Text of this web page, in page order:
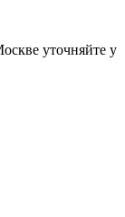
уточняйте у